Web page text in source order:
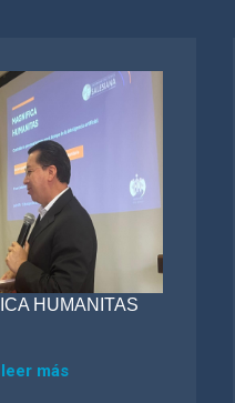
HUMANITAS
leer más